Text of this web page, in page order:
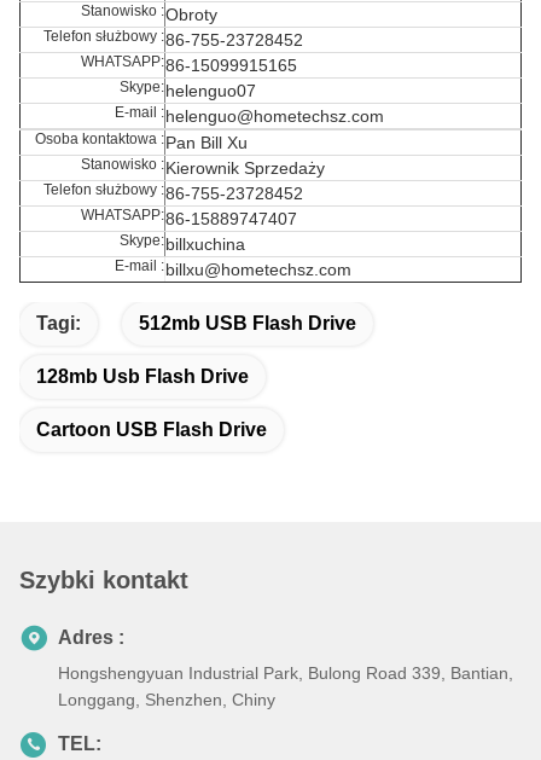
Stanowisko :Obroty
Telefon służbowy :86-755-23728452
WHATSAPP:86-15099915165
Skype:helenguo07
E-mail :helenguo@hometechsz.com
Osoba kontaktowa :Pan Bill Xu
Stanowisko :Kierownik Sprzedaży
Telefon służbowy :86-755-23728452
WHATSAPP:86-15889747407
Skype:billxuchina
E-mail :billxu@hometechsz.com
Tagi: 512mb USB Flash Drive
128mb Usb Flash Drive
Cartoon USB Flash Drive
Szybki kontakt
Adres :
Hongshengyuan Industrial Park, Bulong Road 339, Bantian,
Longgang, Shenzhen, Chiny
TEL: